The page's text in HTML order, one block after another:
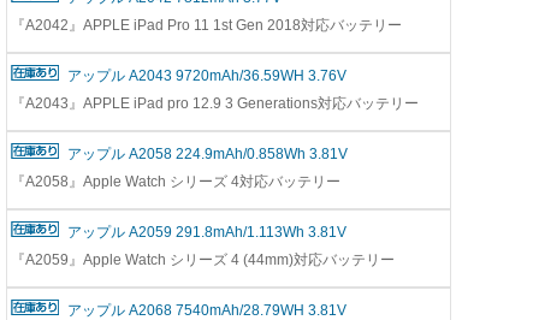
『A2042』APPLE iPad Pro 11 1st Gen 2018対応バッテリー
アップル A2043 9720mAh/36.59WH 3.76V
『A2043』APPLE iPad pro 12.9 3 Generations対応バッテリー
アップル A2058 224.9mAh/0.858Wh 3.81V
『A2058』Apple Watch シリーズ 4対応バッテリー
アップル A2059 291.8mAh/1.113Wh 3.81V
『A2059』Apple Watch シリーズ 4 (44mm)対応バッテリー
アップル A2068 7540mAh/28.79WH 3.81V